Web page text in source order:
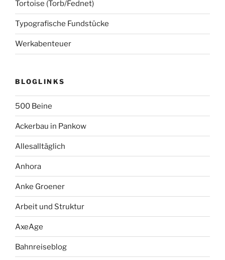
Tortoise (Torb/Fednet)
Typografische Fundstücke
Werkabenteuer
BLOGLINKS
500 Beine
Ackerbau in Pankow
Allesalltäglich
Anhora
Anke Groener
Arbeit und Struktur
AxeAge
Bahnreiseblog